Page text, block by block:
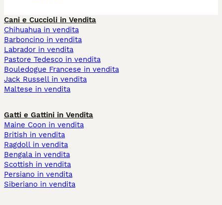
Cani e Cuccioli in Vendita
Chihuahua in vendita
Barboncino in vendita
Labrador in vendita
Pastore Tedesco in vendita
Bouledogue Francese in vendita
Jack Russell in vendita
Maltese in vendita
Gatti e Gattini in Vendita
Maine Coon in vendita
British in vendita
Ragdoll in vendita
Bengala in vendita
Scottish in vendita
Persiano in vendita
Siberiano in vendita